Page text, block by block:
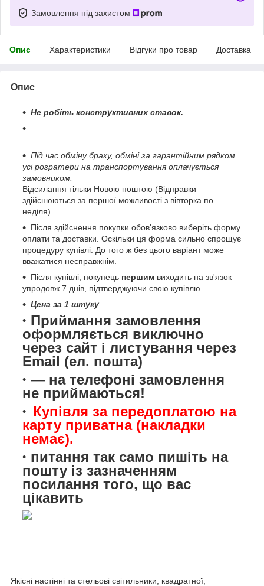
Замовлення під захистом
Опис Характеристики Відгуки про товар Доставка
Опис
Не робіть конструктивних ставок.
Під час обміну браку, обміні за гарантійним рядком
усі розратери на транспортування оплачується
замовником.
Відсилання тільки Новою поштою (Відправки
здійснюються за першої можливості з вівторка по
неділя)
Після здійснення покупки обов'язково виберіть форму
оплати та доставки. Оскільки ця форма сильно спрощує
процедуру купівлі. До того ж без цього варіант може
вважатися несправжнім.
Після купівлі, покупець першим виходить на зв'язок
упродовж 7 днів, підтверджуючи свою купівлю
Цена за 1 штуку
Приймання замовлення
оформляється виключно
через сайт і листування через
Email (ел. пошта)
— на телефоні замовлення
не приймаються!
Купівля за передоплатою на
карту приватна (накладки
немає).
питання так само пишіть на
пошту із зазначенням
посилання того, що вас
цікавить
Якісні настінні та стельові світильники, квадратної,